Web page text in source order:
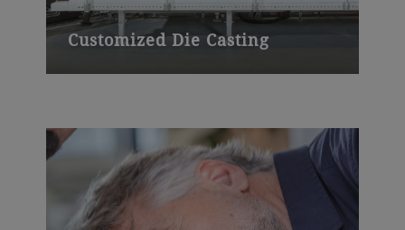
Customized Die Casting